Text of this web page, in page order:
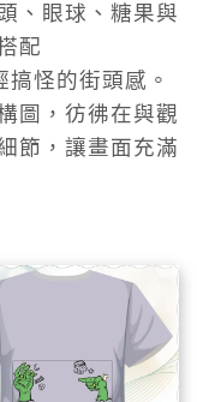
、眼球、糖果與
配
搞怪的街頭感。
圖，彷彿在與觀
節，讓畫面充滿